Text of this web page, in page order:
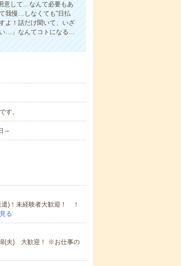
意して…なんて必要もあ
我慢…しなくても“日払
よ！話だけ聞いて、いざ
…」なんてコトになる…
す。
～
遣)！未経験者大歓迎！ ！
る
婦(夫) 大歓迎！ ※お仕事の